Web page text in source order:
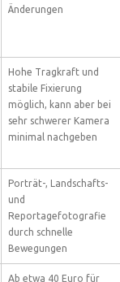
Änderungen
Hohe Tragkraft und
stabile Fixierung
möglich, kann aber bei
sehr schwerer Kamera
minimal nachgeben
Porträt-, Landschafts-
und
Reportagefotografie
durch schnelle
Bewegungen
Ab etwa 40 Euro für